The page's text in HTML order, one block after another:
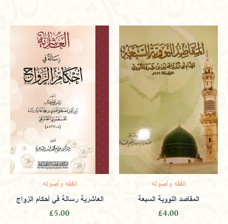
Rated
out of 5
Raheem (verified owner) March 9,
2024
Supporting spiritual and cultural growth
through a selection of books that
encourage ethical learning.
الفقه وأصوله
العاشرية رسالة في أحكام الزواج
£5.00
الفقه وأصوله
المقاصد النووية السبعة
£4.00